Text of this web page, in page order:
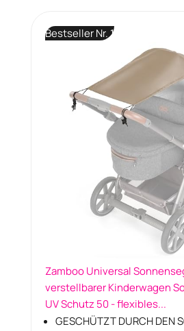
Bestseller Nr. 1
Zamboo Universal
verstellbarer Kinderwagen
UV Schutz 50 - flexibles...
GESCHÜTZT DURCH DEN